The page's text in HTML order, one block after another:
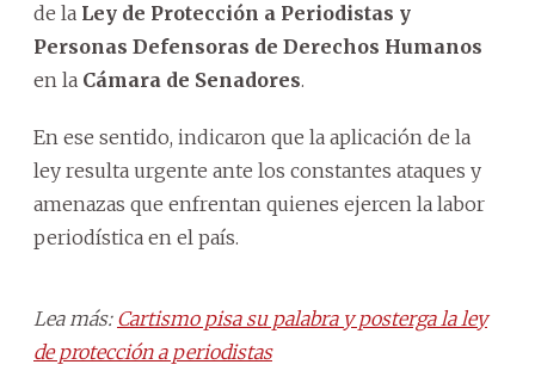
de la Ley de Protección a Periodistas y
Personas Defensoras de Derechos Humanos
en la Cámara de Senadores.
En ese sentido, indicaron que la aplicación de la
ley resulta urgente ante los constantes ataques y
amenazas que enfrentan quienes ejercen la labor
periodística en el país.
Lea más: Cartismo pisa su palabra y posterga la ley
de protección a periodistas